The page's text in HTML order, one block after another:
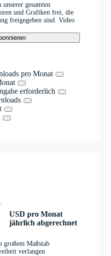
gesamten
und Grafiken frei, die
freigegeben sind. Video
pro Monat
erforderlich
USD pro Monat
jährlich abgerechnet
großem Maßstab
verlangen